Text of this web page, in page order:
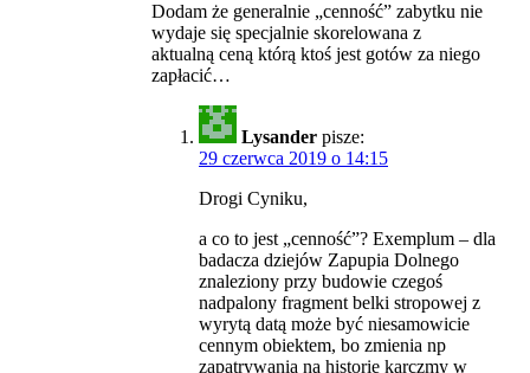
Dodam że generalnie „cenność” zabytku nie
wydaje się specjalnie skorelowana z
aktualną ceną którą ktoś jest gotów za niego
zapłacić…
Lysander pisze:
29 czerwca 2019 o 14:15
Drogi Cyniku,
a co to jest „cenność”? Exemplum – dla
badacza dziejów Zapupia Dolnego
znaleziony przy budowie czegoś
nadpalony fragment belki stropowej z
wyrytą datą może być niesamowicie
cennym obiektem, bo zmienia np
zapatrywania na historię karczmy w